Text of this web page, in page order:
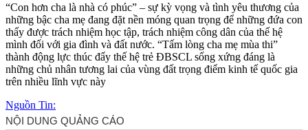
“Con hơn cha là nhà có phúc” – sự kỳ vọng và tình yêu thương của
những bậc cha mẹ đang đặt nền móng quan trọng để những đứa con
thấy được trách nhiệm học tập, trách nhiệm công dân của thế hệ
mình đối với gia đình và đất nước. “Tấm lòng cha mẹ mùa thi”
thành động lực thúc đẩy thế hệ trẻ ĐBSCL sống xứng đáng là
những chủ nhân tương lai của vùng đất trọng điểm kinh tế quốc gia
trên nhiều lĩnh vực này
Nguồn Tin: